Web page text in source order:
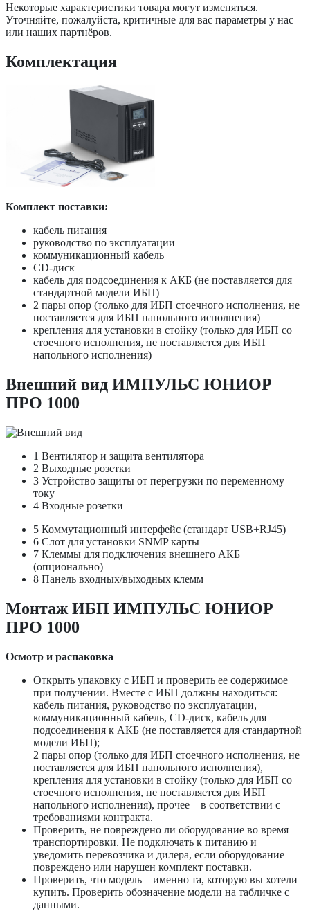
Некоторые характеристики товара могут изменяться.
Уточняйте, пожалуйста, критичные для вас параметры у нас
или наших партнёров.
Комплектация
Комплект поставки:
кабель питания
руководство по эксплуатации
коммуникационный кабель
CD-диск
кабель для подсоединения к АКБ (не поставляется для
стандартной модели ИБП)
2 пары опор (только для ИБП стоечного исполнения, не
поставляется для ИБП напольного исполнения)
крепления для установки в стойку (только для ИБП со
стоечного исполнения, не поставляется для ИБП
напольного исполнения)
Внешний вид ИМПУЛЬС ЮНИОР
ПРО 1000
1 Вентилятор и защита вентилятора
2 Выходные розетки
3 Устройство защиты от перегрузки по переменному
току
4 Входные розетки
5 Коммутационный интерфейс (стандарт USB+RJ45)
6 Слот для установки SNMP карты
7 Клеммы для подключения внешнего АКБ
(опционально)
8 Панель входных/выходных клемм
Монтаж ИБП ИМПУЛЬС ЮНИОР
ПРО 1000
Осмотр и распаковка
Открыть упаковку с ИБП и проверить ее содержимое
при получении. Вместе с ИБП должны находиться:
кабель питания, руководство по эксплуатации,
коммуникационный кабель, CD-диск, кабель для
подсоединения к АКБ (не поставляется для стандартной
модели ИБП);
2 пары опор (только для ИБП стоечного исполнения, не
поставляется для ИБП напольного исполнения),
крепления для установки в стойку (только для ИБП со
стоечного исполнения, не поставляется для ИБП
напольного исполнения), прочее – в соответствии с
требованиями контракта.
Проверить, не повреждено ли оборудование во время
транспортировки. Не подключать к питанию и
уведомить перевозчика и дилера, если оборудование
повреждено или нарушен комплект поставки.
Проверить, что модель – именно та, которую вы хотели
купить. Проверить обозначение модели на табличке с
данными.